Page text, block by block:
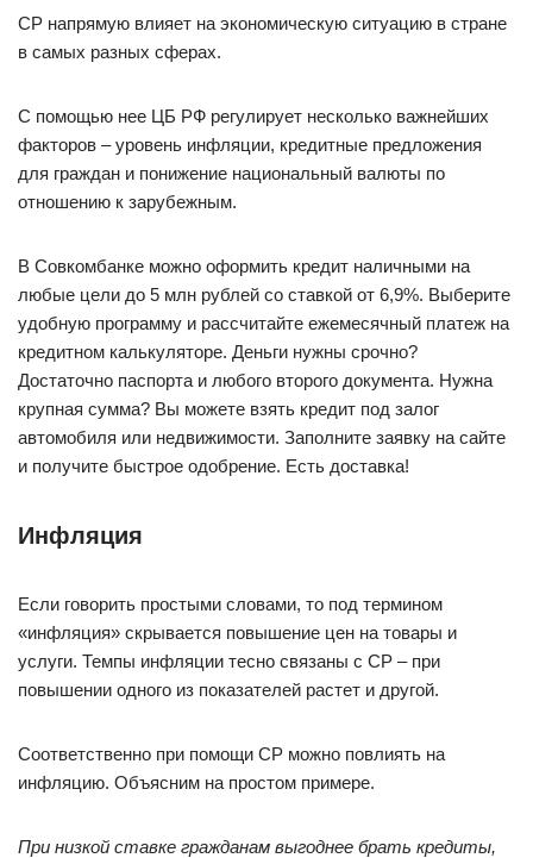
СР напрямую влияет на экономическую ситуацию в стране
в самых разных сферах.
С помощью нее ЦБ РФ регулирует несколько важнейших
факторов – уровень инфляции, кредитные предложения
для граждан и понижение национальный валюты по
отношению к зарубежным.
В Совкомбанке можно оформить кредит наличными на
любые цели до 5 млн рублей со ставкой от 6,9%. Выберите
удобную программу и рассчитайте ежемесячный платеж на
кредитном калькуляторе. Деньги нужны срочно?
Достаточно паспорта и любого второго документа. Нужна
крупная сумма? Вы можете взять кредит под залог
автомобиля или недвижимости. Заполните заявку на сайте
и получите быстрое одобрение. Есть доставка!
Инфляция
Если говорить простыми словами, то под термином
«инфляция» скрывается повышение цен на товары и
услуги. Темпы инфляции тесно связаны с СР – при
повышении одного из показателей растет и другой.
Соответственно при помощи СР можно повлиять на
инфляцию. Объясним на простом примере.
При низкой ставке гражданам выгоднее брать кредиты,